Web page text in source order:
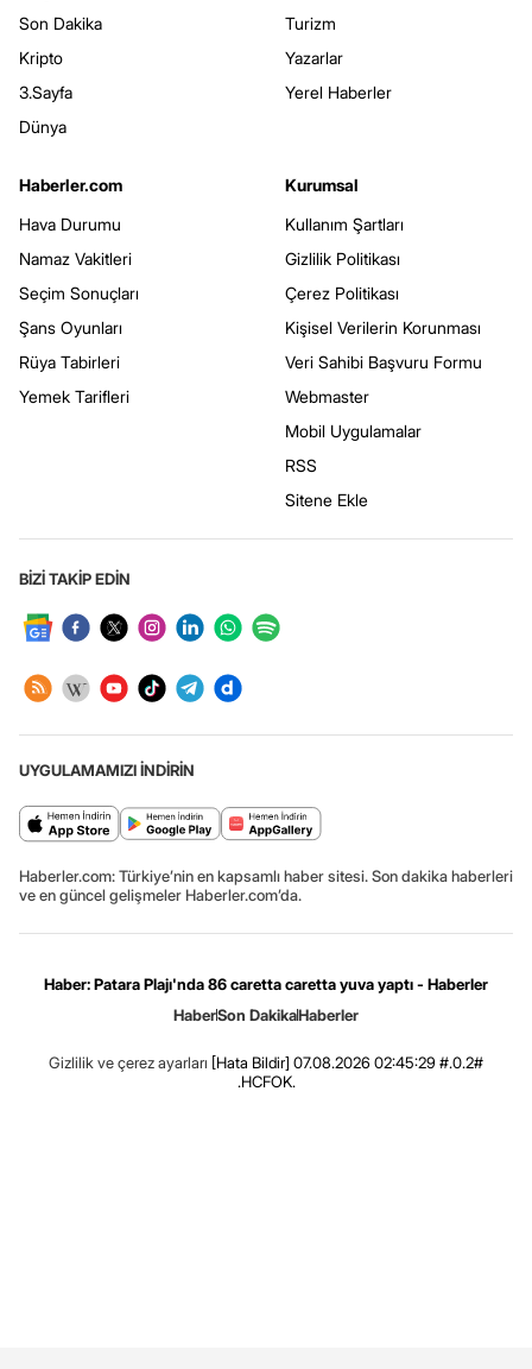
Son Dakika
Kripto
3.Sayfa
Dünya
Turizm
Yazarlar
Yerel Haberler
Haberler.com
Hava Durumu
Namaz Vakitleri
Seçim Sonuçları
Şans Oyunları
Rüya Tabirleri
Yemek Tarifleri
Kurumsal
Kullanım Şartları
Gizlilik Politikası
Çerez Politikası
Kişisel Verilerin Korunması
Veri Sahibi Başvuru Formu
Webmaster
Mobil Uygulamalar
RSS
Sitene Ekle
BİZİ TAKİP EDİN
UYGULAMAMIZI İNDİRİN
Haberler.com: Türkiye’nin en kapsamlı haber sitesi. Son dakika haberleri
ve en güncel gelişmeler Haberler.com’da.
Haber: Patara Plajı'nda 86 caretta caretta yuva yaptı - Haberler
HaberSon DakikaHaberler
Gizlilik ve çerez ayarları [Hata Bildir] 07.08.2026 02:45:29 #.0.2#
.HCFOK.